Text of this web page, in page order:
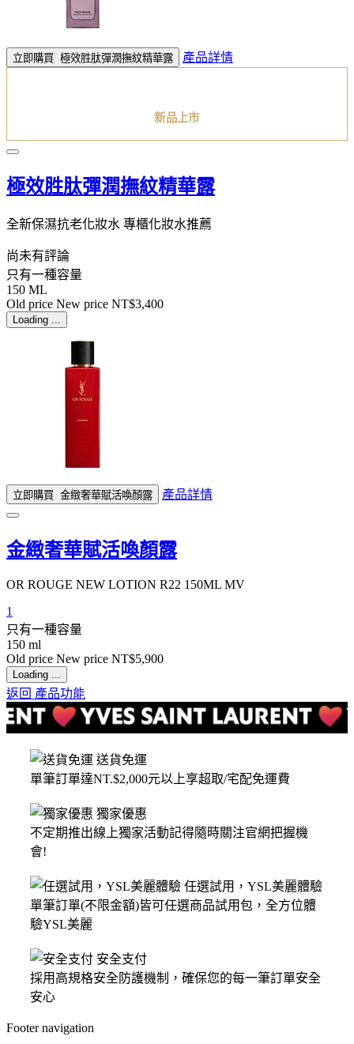
立即購買 極效胜肽彈潤撫紋精華露 產品詳情
新品上市
極效胜肽彈潤撫紋精華露
全新保濕抗老化妝水 專櫃化妝水推薦
尚未有評論
只有一種容量
150 ML
Old price New price NT$3,400
Loading ...
立即購買 金緻奢華賦活喚顏露 產品詳情
金緻奢華賦活喚顏露
OR ROUGE NEW LOTION R22 150ML MV
1
只有一種容量
150 ml
Old price New price NT$5,900
Loading ...
返回 產品功能
送貨免運
單筆訂單達NT.$2,000元以上享超取/宅配免運費
獨家優惠
不定期推出線上獨家活動記得隨時關注官網把握機
會!
任選試用，YSL美麗體驗
單筆訂單(不限金額)皆可任選商品試用包，全方位體
驗YSL美麗
安全支付
採用高規格安全防護機制，確保您的每一筆訂單安全
安心
Footer navigation